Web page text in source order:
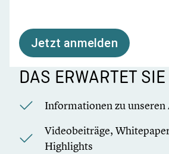
Jetzt anmelden
DAS ERWARTET SIE
Informationen zu unseren
Videobeiträge,
Highlights